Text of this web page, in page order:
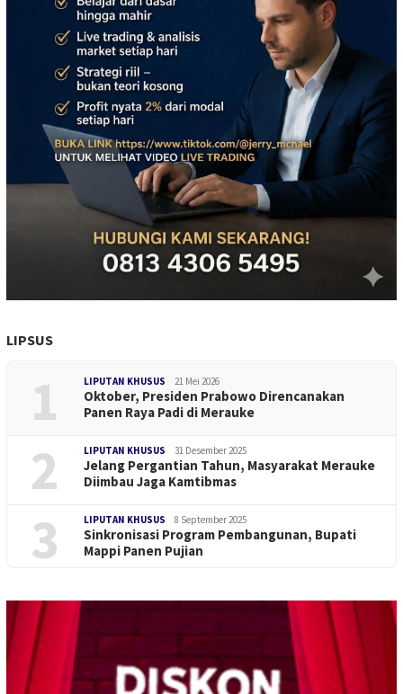
LIPSUS
1 LIPUTAN KHUSUS 21 Mei 2026
Oktober, Presiden Prabowo Direncanakan
Panen Raya Padi di Merauke
2 LIPUTAN KHUSUS 31 Desember 2025
Jelang Pergantian Tahun, Masyarakat Merauke
Diimbau Jaga Kamtibmas
3 LIPUTAN KHUSUS 8 September 2025
Sinkronisasi Program Pembangunan, Bupati
Mappi Panen Pujian